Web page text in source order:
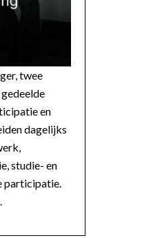
twee
en
dagelijks
studie- en
participatie.